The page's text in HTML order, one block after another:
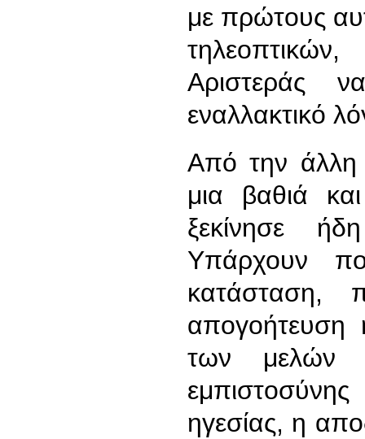
με πρώτους
Αριστεράς
εναλλακτικό
Από την άλλη
μια βαθιά
ξεκίνησε
Υπάρχουν
κατάσταση,
απογοήτευση
των μελών
ηγεσίας, η